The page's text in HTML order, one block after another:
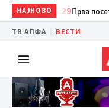
НАЈНОВО
15:29 Прва посета
ТВ АЛФА ВЕСТИ